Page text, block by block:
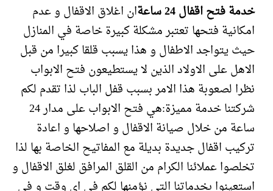
خدمة فتح اقفال 24 ساعة
ان اغلاق الاقفال و عدم
امكانية فتحها تعتبر مشكلة كبيرة خاصة في المنازل
حيث يتواجد الاطفال و هذا يسبب قلقا كبيرا من قبل
الاهل على الاولاد الذين لا يستطيعون فتح الابواب
نظرا لصعوبة هذا الامر بسبب قفل الباب لذا تقدم لكم
شركتنا خدمة مميزة:هي فتح الابواب على مدار 24
ساعة من خلال صيانة الاقفال و اصلاحها و اعادة
تركيب اقفال جديدة بديلة مع المفاتيح الخاصة بها لذا
تخلصوا عملائنا الكرام من القلق المرافق لغلق الاقفال و
استعينوا بخدماتنا التي نؤمنها لكم في اي وقت و في